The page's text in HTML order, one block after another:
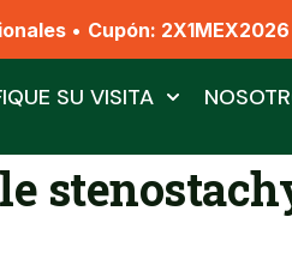
• Cupón: 2X1MEX2026
SU VISITA